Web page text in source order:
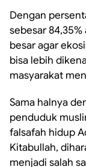
Dengan
sebesar
besar agar
bisa lebih
masyarakat
Sama halnya
penduduk
falsafah hidup
Kitabullah,
menjadi salah